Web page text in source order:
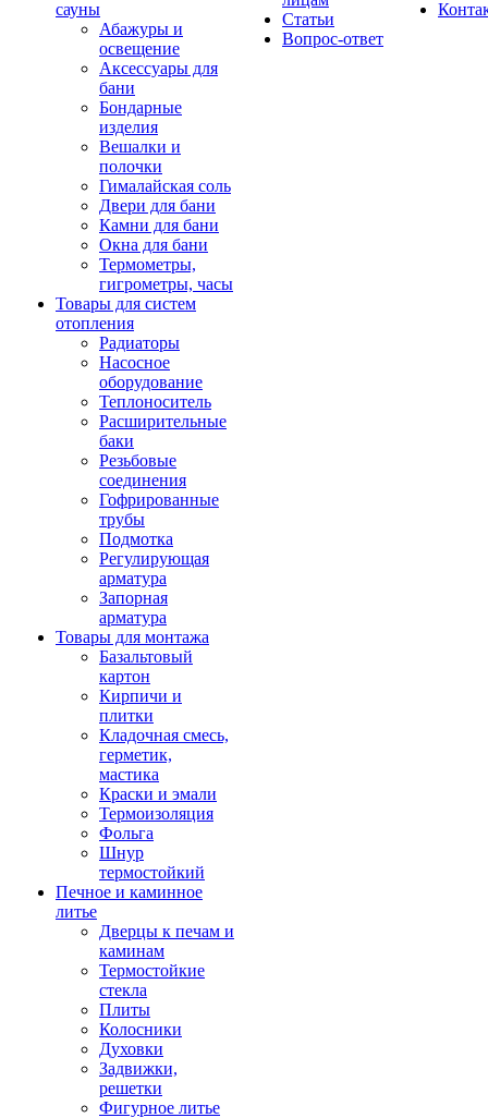
сауны
Абажуры и
освещение
Аксессуары для
бани
Бондарные
изделия
Вешалки и
полочки
Гималайская соль
Двери для бани
Камни для бани
Окна для бани
Термометры,
гигрометры, часы
Товары для систем
отопления
Радиаторы
Насосное
оборудование
Теплоноситель
Расширительные
баки
Резьбовые
соединения
Гофрированные
трубы
Подмотка
Регулирующая
арматура
Запорная
арматура
Товары для монтажа
Базальтовый
картон
Кирпичи и
плитки
Кладочная смесь,
герметик,
мастика
Краски и эмали
Термоизоляция
Фольга
Шнур
термостойкий
Печное и каминное
литье
Дверцы к печам и
каминам
Термостойкие
стекла
Плиты
Колосники
Духовки
Задвижки,
решетки
Фигурное литье
Статьи
Вопрос-ответ